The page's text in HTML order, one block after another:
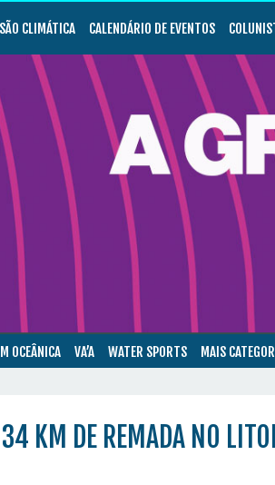
CLIMÁTICA CALENDÁRIO DE EVENTOS
OCEÂNICA VA’A WATER SPORTS MAIS
KM DE REMADA NO